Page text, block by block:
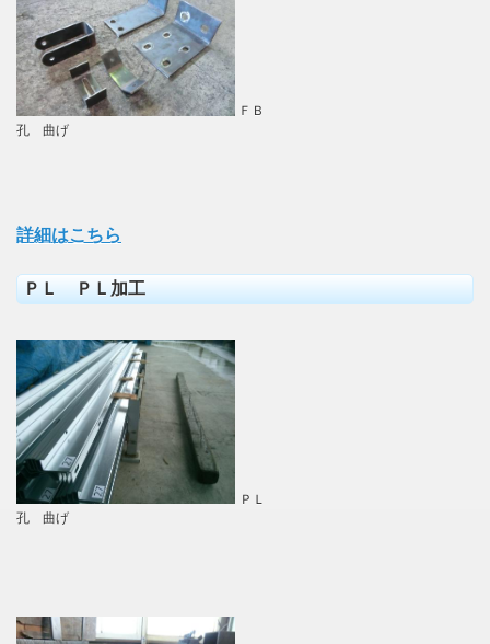
ＦＢ
孔 曲げ
詳細はこちら
ＰＬ ＰＬ加工
ＰＬ
孔 曲げ